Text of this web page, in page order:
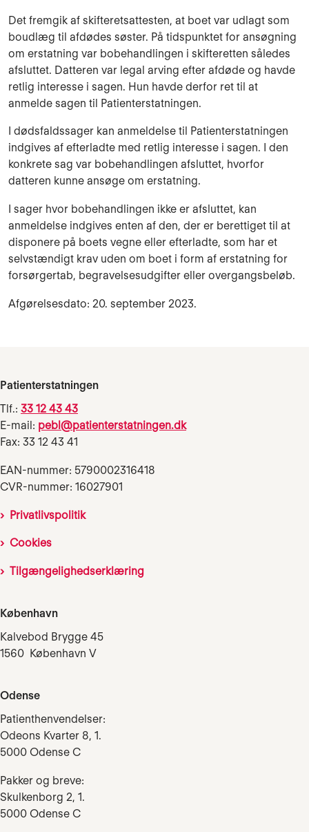
Det fremgik af skifteretsattesten, at boet var udlagt som
boudlæg til afdødes søster. På tidspunktet for ansøgning
om erstatning var bobehandlingen i skifteretten således
afsluttet. Datteren var legal arving efter afdøde og havde
retlig interesse i sagen. Hun havde derfor ret til at
anmelde sagen til Patienterstatningen.
I dødsfaldssager kan anmeldelse til Patienterstatningen
indgives af efterladte med retlig interesse i sagen. I den
konkrete sag var bobehandlingen afsluttet, hvorfor
datteren kunne ansøge om erstatning.
I sager hvor bobehandlingen ikke er afsluttet, kan
anmeldelse indgives enten af den, der er berettiget til at
disponere på boets vegne eller efterladte, som har et
selvstændigt krav uden om boet i form af erstatning for
forsørgertab, begravelsesudgifter eller overgangsbeløb.
Afgørelsesdato: 20. september 2023.
Patienterstatningen
Tlf.: 33 12 43 43
E-mail: pebl@patienterstatningen.dk
Fax: 33 12 43 41
EAN-nummer: 5790002316418
CVR-nummer: 16027901
Privatlivspolitik
Cookies
Tilgængelighedserklæring
København
Kalvebod Brygge 45
1560 København V
Odense
Patienthenvendelser:
Odeons Kvarter 8, 1.
5000 Odense C
Pakker og breve:
Skulkenborg 2, 1.
5000 Odense C